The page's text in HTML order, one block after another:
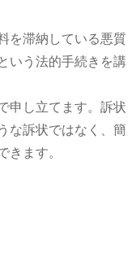
を滞納している悪質
いう法的手続きを講
申し立てます。訴状
な訴状ではなく、簡
きます。